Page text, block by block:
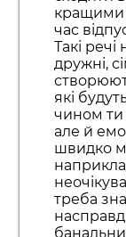
кращими
час
Такі
дружні,
які
чином ти
але й
швидко
треба